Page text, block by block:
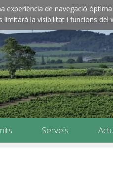
de navegació
limitarà la visibilitat i funcions del
ZOOM:
Serveis